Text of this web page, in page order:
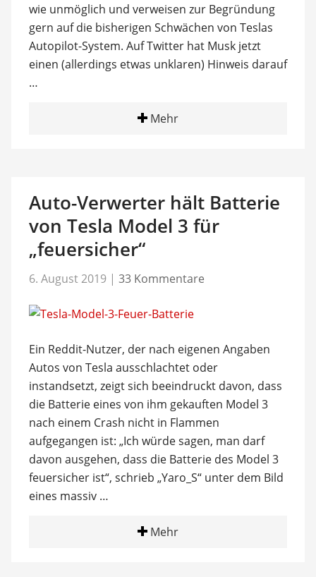
wie unmöglich und verweisen zur Begründung
gern auf die bisherigen Schwächen von Teslas
Autopilot-System. Auf Twitter hat Musk jetzt
einen (allerdings etwas unklaren) Hinweis darauf
…
Mehr
Auto-Verwerter hält Batterie
von Tesla Model 3 für
„feuersicher“
6. August 2019 | 33 Kommentare
Ein Reddit-Nutzer, der nach eigenen Angaben
Autos von Tesla ausschlachtet oder
instandsetzt, zeigt sich beeindruckt davon, dass
die Batterie eines von ihm gekauften Model 3
nach einem Crash nicht in Flammen
aufgegangen ist: „Ich würde sagen, man darf
davon ausgehen, dass die Batterie des Model 3
feuersicher ist“, schrieb „Yaro_S“ unter dem Bild
eines massiv …
Mehr